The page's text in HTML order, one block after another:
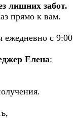
лишних забот.
прямо к вам.
ежедневно с 9:00
Елена: